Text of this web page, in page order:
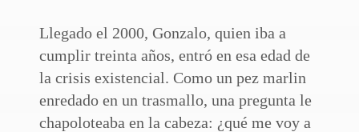
Llegado el 2000, Gonzalo, quien iba a
cumplir treinta años, entró en esa edad de
la crisis existencial. Como un pez marlin
enredado en un trasmallo, una pregunta le
chapoloteaba en la cabeza: ¿qué me voy a